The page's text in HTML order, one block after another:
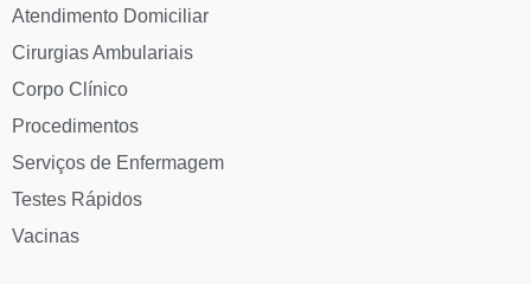
Atendimento Domiciliar
Cirurgias Ambulariais
Corpo Clínico
Procedimentos
Serviços de Enfermagem
Testes Rápidos
Vacinas